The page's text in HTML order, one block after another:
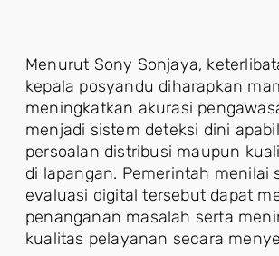
Menurut Sony Sonjaya,
kepala posyandu diharapkan
meningkatkan akurasi
menjadi sistem deteksi dini
persoalan distribusi maupun
di lapangan. Pemerintah menilai
evaluasi digital tersebut dapat
penanganan masalah serta
kualitas pelayanan secara